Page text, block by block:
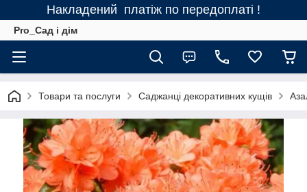
Накладений платіж по передоплаті !
Pro_Сад і дім
Товари та послуги Саджанці декоративних кущів